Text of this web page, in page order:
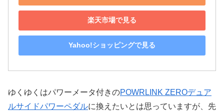
楽天市場で見る
Yahoo!ショッピングで見る
ゆくゆくはパワーメータ付きのPOWRLINK ZEROデュア
ルサイドパワーペダルに換えたいとは思っていますが、先